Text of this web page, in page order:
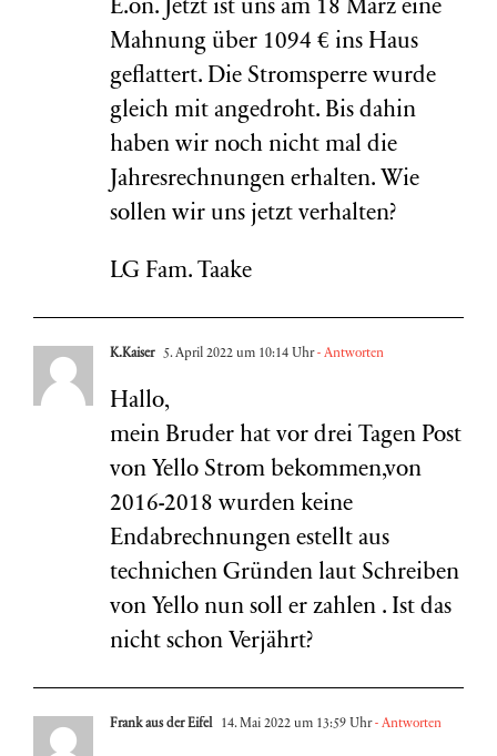
E.on. Jetzt ist uns am 18 März eine
Mahnung über 1094 € ins Haus
geflattert. Die Stromsperre wurde
gleich mit angedroht. Bis dahin
haben wir noch nicht mal die
Jahresrechnungen erhalten. Wie
sollen wir uns jetzt verhalten?
LG Fam. Taake
K.Kaiser 5. April 2022 um 10:14 Uhr- Antworten
Hallo,
mein Bruder hat vor drei Tagen Post
von Yello Strom bekommen,von
2016-2018 wurden keine
Endabrechnungen estellt aus
technichen Gründen laut Schreiben
von Yello nun soll er zahlen . Ist das
nicht schon Verjährt?
Frank aus der Eifel 14. Mai 2022 um 13:59 Uhr- Antworten